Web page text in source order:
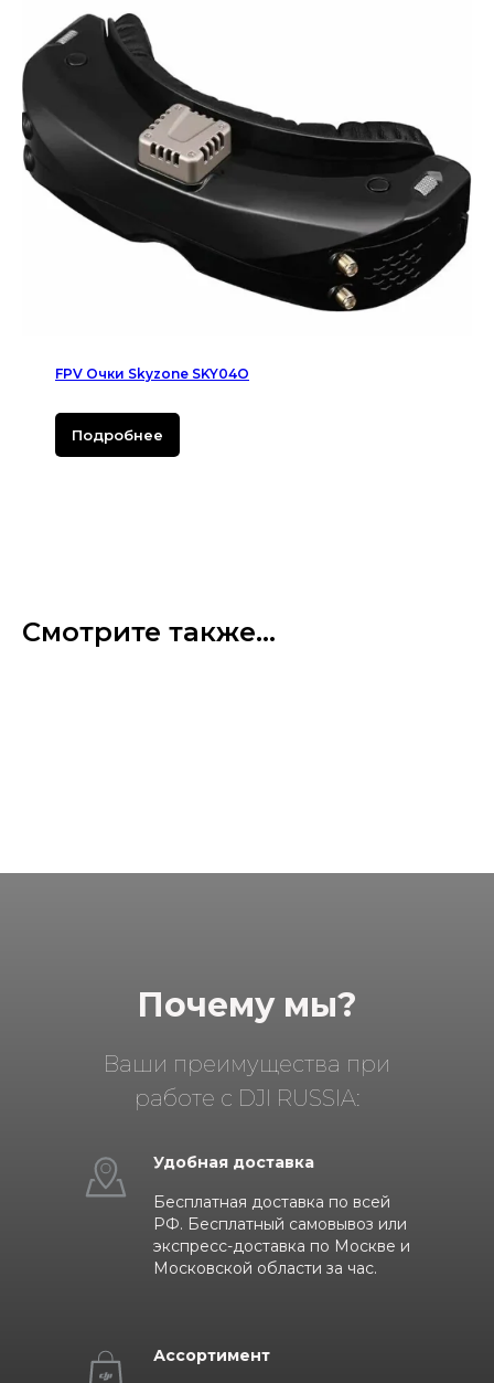
FPV Очки Skyzone SKY04O
Подробнее
Смотрите также...
Почему мы?
Ваши преимущества при
работе с DJI RUSSIA:
Удобная доставка
Бесплатная доставка по всей
РФ. Бесплатный самовывоз или
экспресс-доставка по Москве и
Московской области за час.
Ассортимент